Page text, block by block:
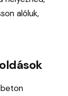
alóluk,